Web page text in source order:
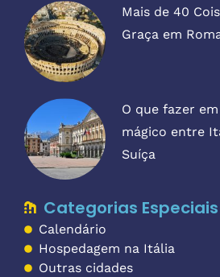
Mais de 40
Graça em
O que fazer
mágico entre
Suíça
Categorias Especiais
Calendário
Hospedagem na Itália
Outras cidades